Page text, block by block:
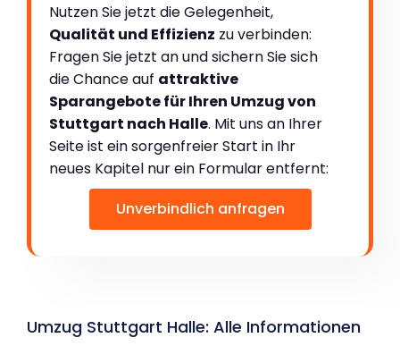
Nutzen Sie jetzt die Gelegenheit,
Qualität und Effizienz zu verbinden:
Fragen Sie jetzt an und sichern Sie sich
die Chance auf attraktive
Sparangebote für Ihren Umzug von
Stuttgart nach Halle. Mit uns an Ihrer
Seite ist ein sorgenfreier Start in Ihr
neues Kapitel nur ein Formular entfernt:
Unverbindlich anfragen
Umzug Stuttgart Halle: Alle Informationen